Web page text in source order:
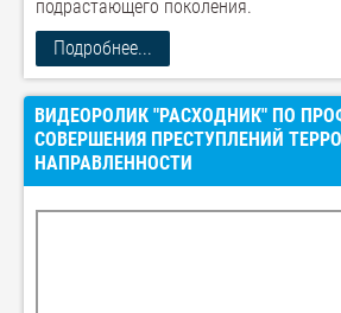
подрастающего поколения.
Подробнее...
ВИДЕОРОЛИК "РАСХОДНИК" ПО
СОВЕРШЕНИЯ ПРЕСТУПЛЕНИЙ
НАПРАВЛЕННОСТИ